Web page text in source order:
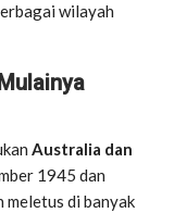
wilayah
Australia dan
1945 dan
meletus di banyak